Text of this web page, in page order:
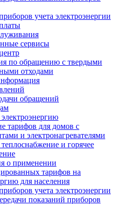
учета электроэнергии
сервисы
по обращению с твердыми
отходами
обращений
тарифов для домов с
и электронагревателями
и горячее
о применении
тарифов на
для населения
учета электроэнергии
показаний приборов